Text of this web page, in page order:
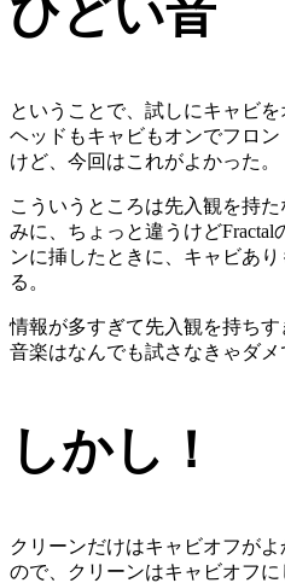
ひどい音
ということで、試しにキャビ
ヘッドもキャビもオンでフロ
けど、今回はこれがよかった。
こういうところは先入観を持
みに、ちょっと違うけど
ンに挿したときに、キャビあ
る。
情報が多すぎて先入観を持ちす
音楽はなんでも試さなきゃダメ
しかし！
クリーンだけはキャビオフが
ので、クリーンはキャビオフ